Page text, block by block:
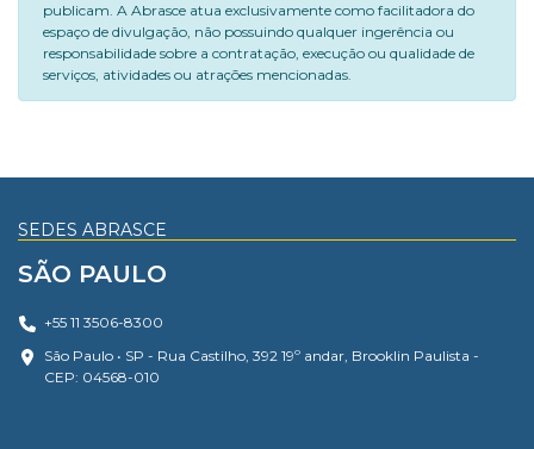
publicam. A Abrasce atua exclusivamente como facilitadora do
espaço de divulgação, não possuindo qualquer ingerência ou
responsabilidade sobre a contratação, execução ou qualidade de
serviços, atividades ou atrações mencionadas.
SEDES ABRASCE
SÃO PAULO
+55 11 3506-8300
São Paulo • SP - Rua Castilho, 392 19º andar, Brooklin Paulista -
CEP: 04568-010